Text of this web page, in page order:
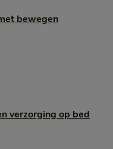
bewegen
verzorging op bed